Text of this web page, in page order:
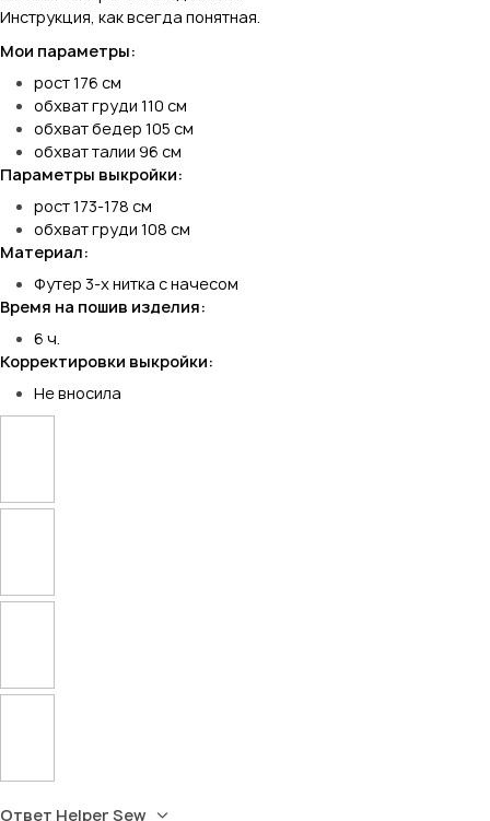
Инструкция, как всегда понятная.
Мои параметры:
рост 176 см
обхват груди 110 см
обхват бедер 105 см
обхват талии 96 см
Параметры выкройки:
рост 173-178 см
обхват груди 108 см
Материал:
Футер 3-х нитка с начесом
Время на пошив изделия:
6 ч.
Корректировки выкройки:
Не вносила
Ответ Helper Sew